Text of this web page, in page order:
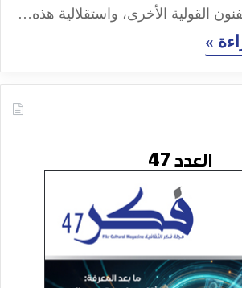
القولية الأخرى، واستقلالية هذه…
»
العدد 47